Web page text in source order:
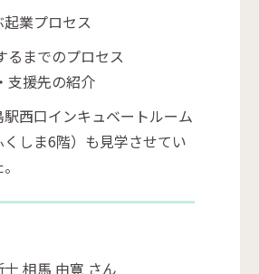
業プロセス
るまでのプロセス
支援先の紹介
西口インキュベートルーム
くしま6階）も見学させてい
相馬 由寛 さん